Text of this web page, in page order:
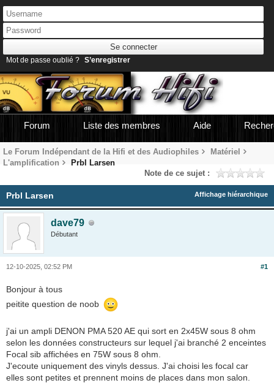
Mot de passe oublié ? S’enregistrer
Forum Liste des membres Aide
Le Forum Indépendant de la Hifi et des Audiophiles
Matériel
L'amplification
Prbl Larsen
Note de ce sujet :
Affichage hiérarchique
Prbl Larsen
dave79
Débutant
#1
12-10-2025, 02:52 PM
Bonjour à tous
peitite question de noob
j'ai un ampli DENON PMA 520 AE qui sort en 2x45W sous 8 ohm
selon les données constructeurs sur lequel j'ai branché 2 enceintes
Focal sib affichées en 75W sous 8 ohm.
J'ecoute uniquement des vinyls dessus. J'ai choisi les focal car
elles sont petites et prennent moins de places dans mon salon.